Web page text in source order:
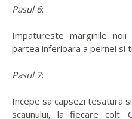
Pasul 6:
Impatureste marginile
partea inferioara a pernei si
Pasul 7:
Incepe sa capsezi tesatura
scaunului, la fiecare colt.